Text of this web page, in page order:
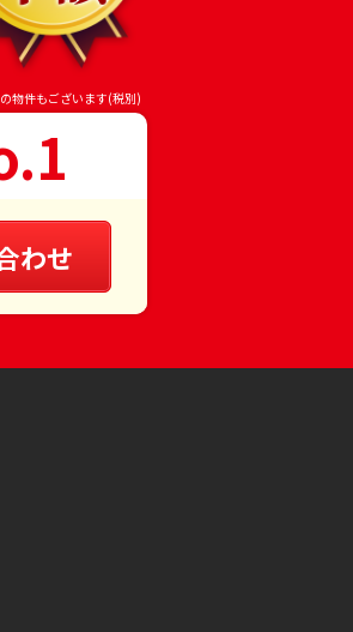
物件もございます(税別)
わせ